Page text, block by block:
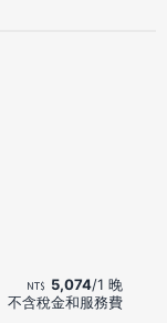
5,074/1 晚
不含稅金和服務費